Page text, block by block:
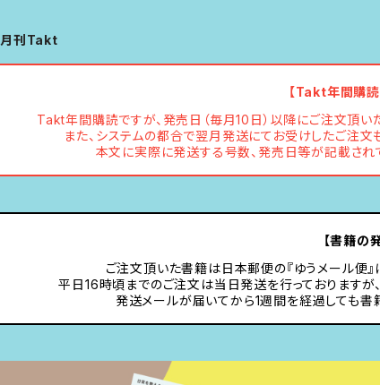
月刊Takt
【Takt年間購読
Takt年間購読ですが、発売日（毎月10日）以降にご注文頂い
また、システムの都合で翌月発送にてお受けしたご注文
本文に実際に発送する号数、発売日等が記載され
【書籍の
ご注文頂いた書籍は日本郵便の『ゆうメール便
平日16時頃までのご注文は当日発送を行っておりますが
発送メールが届いてから1週間を経過しても